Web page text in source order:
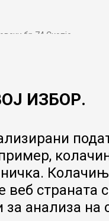
бр.74 Скопје
ИЗБОР.
веб
анализа на